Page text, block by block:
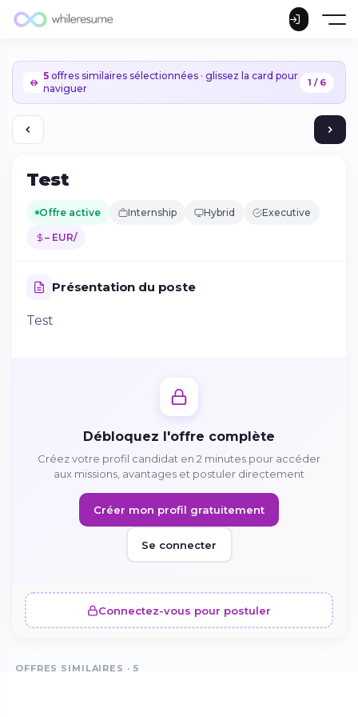
5 offres similaires sélectionnées · glissez la card pour
naviguer
1 / 6
Test
Offre active Internship Hybrid Executive
– EUR/
Présentation du poste
Test
Débloquez l'offre complète
Créez votre profil candidat en 2 minutes pour accéder
aux missions, avantages et postuler directement
Créer mon profil gratuitement
Se connecter
Connectez-vous pour postuler
OFFRES SIMILAIRES · 5
Continuer sur Android
Téléchargez l'app sur Google Play
Se connecter sur le web
Accédez à votre compte depuis votre
navigateur